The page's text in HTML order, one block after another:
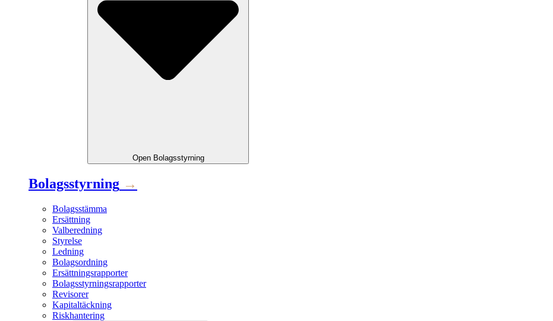
Open Bolagsstyrning
Bolagsstyrning →
Bolagsstämma
Ersättning
Valberedning
Styrelse
Ledning
Bolagsordning
Ersättningsrapporter
Bolagsstyrningsrapporter
Revisorer
Kapitaltäckning
Riskhantering